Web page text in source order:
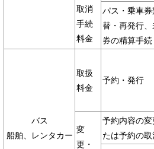
取消
手続
料金
パス・乗車
替・再発行
券の精算手続
バス
船舶、レンタカー
取扱
料金
予約・発行
変
更・
予約内容の変
たは予約の取